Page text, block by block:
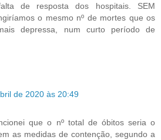
de resposta dos hospitais. SEM
o mesmo nº de mortes que os
depressa, num curto período de
de 2020 às 20:49
que o nº total de óbitos seria o
as medidas de contenção, segundo a